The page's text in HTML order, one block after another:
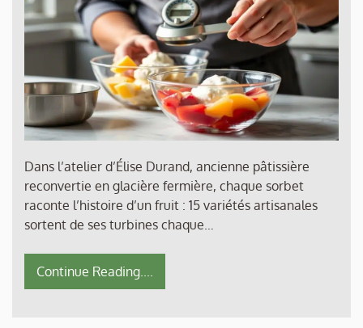
Dans l’atelier d’Élise Durand, ancienne pâtissière
reconvertie en glacière fermière, chaque sorbet
raconte l’histoire d’un fruit : 15 variétés artisanales
sortent de ses turbines chaque…
Continue Reading....